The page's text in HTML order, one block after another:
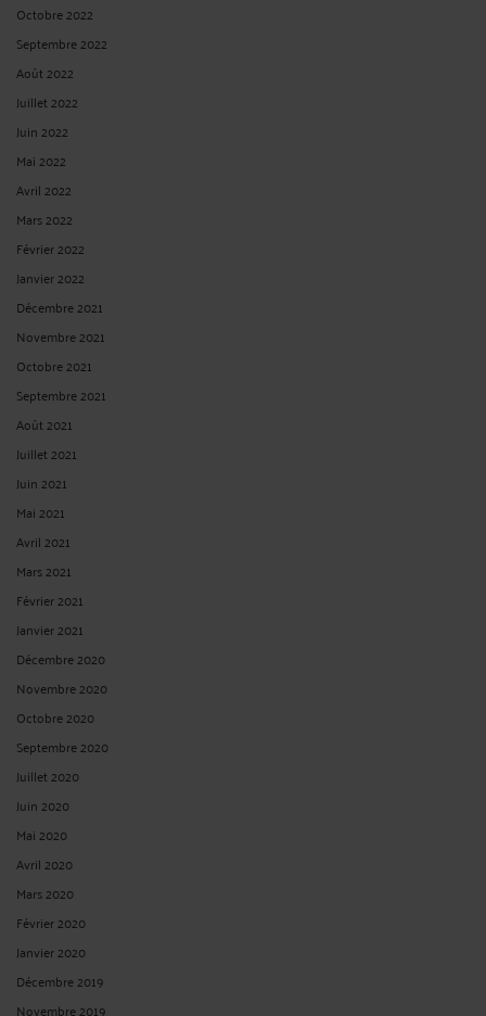
Octobre 2022
Septembre 2022
Août 2022
Juillet 2022
Juin 2022
Mai 2022
Avril 2022
Mars 2022
Février 2022
Janvier 2022
Décembre 2021
Novembre 2021
Octobre 2021
Septembre 2021
Août 2021
Juillet 2021
Juin 2021
Mai 2021
Avril 2021
Mars 2021
Février 2021
Janvier 2021
Décembre 2020
Novembre 2020
Octobre 2020
Septembre 2020
Juillet 2020
Juin 2020
Mai 2020
Avril 2020
Mars 2020
Février 2020
Janvier 2020
Décembre 2019
Novembre 2019